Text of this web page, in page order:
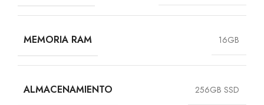
MEMORIA RAM 16GB
ALMACENAMIENTO 256GB SSD